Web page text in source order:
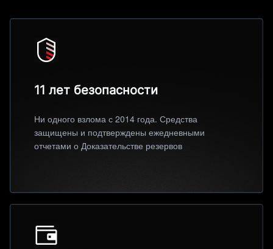
11 лет безопасности
Ни одного взлома с 2014 года. Средства
защищены и подтверждены ежедневными
отчетами о Доказательстве резервов